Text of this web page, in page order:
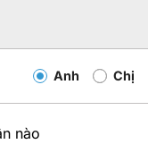
Anh Chị
nào